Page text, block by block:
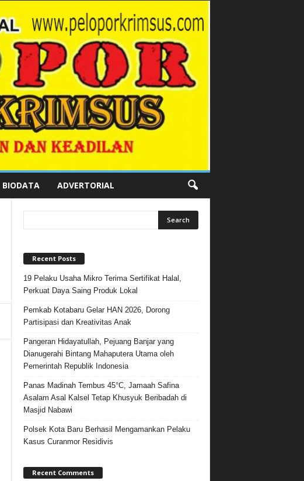
BIODATA ADVERTORIAL
Recent Posts
19 Pelaku Usaha Mikro Terima Sertifikat Halal,
Perkuat Daya Saing Produk Lokal
Pemkab Kotabaru Gelar HAN 2026, Dorong
Partisipasi dan Kreativitas Anak
Pangeran Hidayatullah, Pejuang Banjar yang
Dianugerahi Bintang Mahaputera Utama oleh
Pemerintah Republik Indonesia
Panas Madinah Tembus 45°C, Jamaah Safina
Asalam Asal Kalsel Tetap Khusyuk Beribadah di
Masjid Nabawi
Polsek Kota Baru Berhasil Mengamankan Pelaku
Kasus Curanmor Residivis
Recent Comments